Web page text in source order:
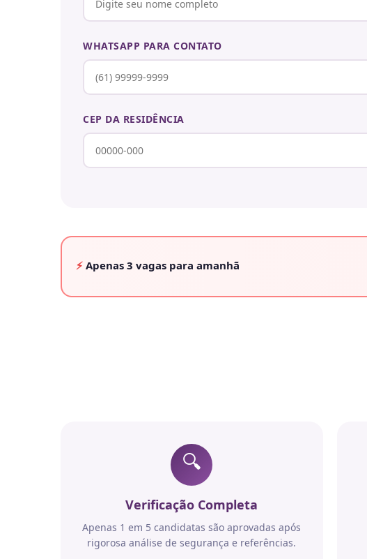
WHATSAPP PARA CONTATO
CEP DA RESIDÊNCIA
⚡ Apenas 3 vagas para amanhã
🔍
Verificação Completa
Apenas 1 em 5 candidatas são aprovadas após
rigorosa análise de segurança e referências.